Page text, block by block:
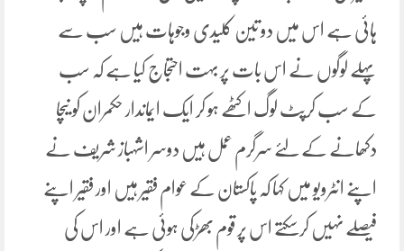
ہائی ہے اس میں دو تین کلیدی وجوہات ہیں سب سے
پہلے لوگوں نے اس بات پر بہت احتجاج کیا ہے کہ سب
کے سب کرپٹ لوگ اکٹھے ہو کر ایک ایماندار حکمران کو نیچا
دکھانے کے لئے سرگرم عمل ہیں دوسر اشہباز شریف نے
اپنے انٹرویو میں کہا کہ پاکستان کے عوام فقیر ہیں اور فقیر اپنے
فیصلے نہیں کرسکتے اس پر قوم بھڑکی ہوئی ہے اور اس کی